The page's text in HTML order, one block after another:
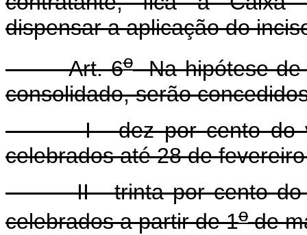
dispensar a aplicação do
Art. 6oNa hipótese de
consolidado, serão
I - dez por cento do
celebrados até 28 de
II - trinta por cento do
celebrados a partir de 1ode